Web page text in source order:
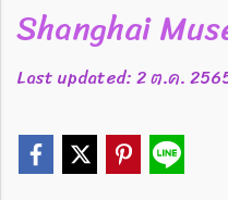
Shanghai
Last updated: 2 ต.ค.